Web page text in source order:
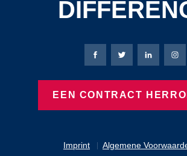
Imprint Algemene
Bierbaum-Proenen
Bierbaum-
EEN CONTRACT